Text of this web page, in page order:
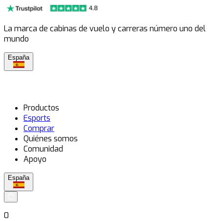
La marca de cabinas de vuelo y carreras número uno del
mundo
España
Productos
Esports
Comprar
Quiénes somos
Comunidad
Apoyo
España
0